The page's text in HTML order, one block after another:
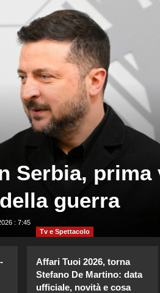
Serbia, prima
guerra
: 7:45
Tv e Spettacolo
Affari Tuoi 2026, torna
Stefano De Martino: data
ufficiale, novità e cosa